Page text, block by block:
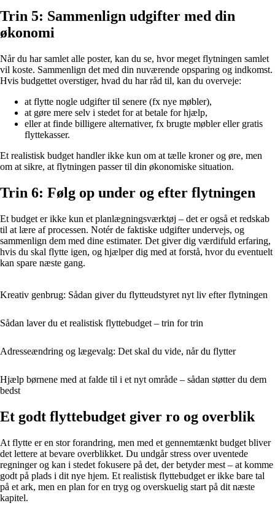
Trin 5: Sammenlign udgifter med din
økonomi
Når du har samlet alle poster, kan du se, hvor meget flytningen samlet
vil koste. Sammenlign det med din nuværende opsparing og indkomst.
Hvis budgettet overstiger, hvad du har råd til, kan du overveje:
at flytte nogle udgifter til senere (fx nye møbler),
at gøre mere selv i stedet for at betale for hjælp,
eller at finde billigere alternativer, fx brugte møbler eller gratis
flyttekasser.
Et realistisk budget handler ikke kun om at tælle kroner og øre, men
om at sikre, at flytningen passer til din økonomiske situation.
Trin 6: Følg op under og efter flytningen
Et budget er ikke kun et planlægningsværktøj – det er også et redskab
til at lære af processen. Notér de faktiske udgifter undervejs, og
sammenlign dem med dine estimater. Det giver dig værdifuld erfaring,
hvis du skal flytte igen, og hjælper dig med at forstå, hvor du eventuelt
kan spare næste gang.
Kreativ genbrug: Sådan giver du flytteudstyret nyt liv efter flytningen
Sådan laver du et realistisk flyttebudget – trin for trin
Adresseændring og lægevalg: Det skal du vide, når du flytter
Hjælp børnene med at falde til i et nyt område – sådan støtter du dem
bedst
Et godt flyttebudget giver ro og overblik
At flytte er en stor forandring, men med et gennemtænkt budget bliver
det lettere at bevare overblikket. Du undgår stress over uventede
regninger og kan i stedet fokusere på det, der betyder mest – at komme
godt på plads i dit nye hjem. Et realistisk flyttebudget er ikke bare tal
på et ark, men en plan for en tryg og overskuelig start på dit næste
kapitel.